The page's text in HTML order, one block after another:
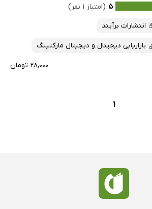
پرفروش‌ها
ارزان ترین‌ها
۵ (امتیاز ۱ نفر)
انتشارات برآیند
بازاریابی دیجیتال و دیجیتال مارکتینگ
۲۸,۰۰۰ تومان
1